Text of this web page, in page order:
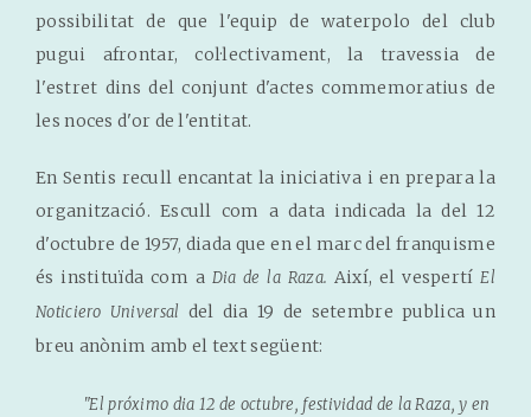
possibilitat de que l'equip de waterpolo del club
pugui afrontar, col·lectivament, la travessia de
l'estret dins del conjunt d'actes commemoratius de
les noces d'or de l'entitat.
En Sentis recull encantat la iniciativa i en prepara la
organització. Escull com a data indicada la del 12
d'octubre de 1957, diada que en el marc del franquisme
és instituïda com a Dia de la Raza. Així, el vespertíEl
Noticiero Universal del dia 19 de setembre publica un
breu anònim amb el text següent:
"El próximo dia 12 de octubre, festividad de la Raza, y en